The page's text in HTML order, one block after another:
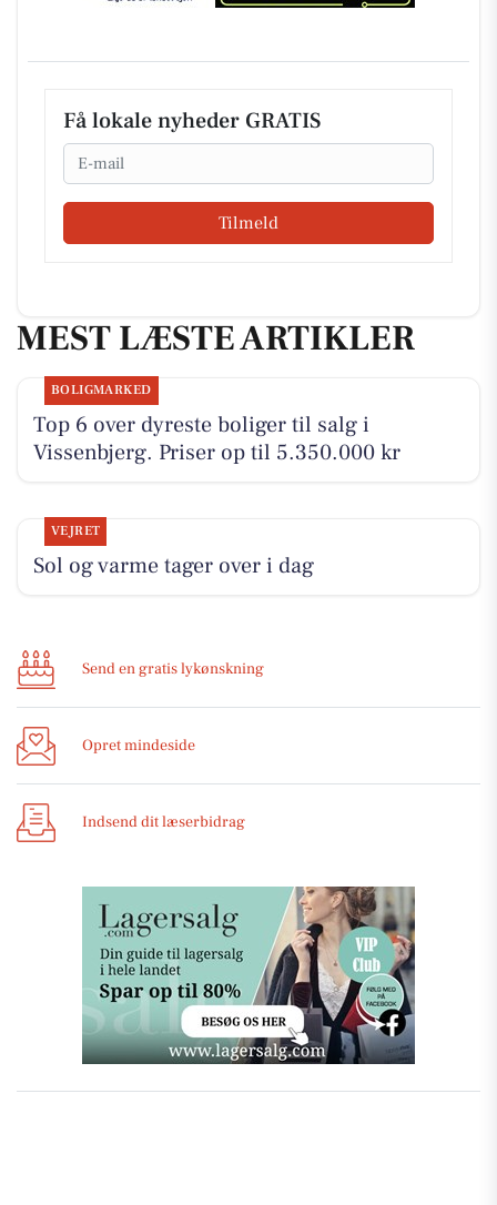
Få lokale nyheder GRATIS
Email
Tilmeld
MEST LÆSTE ARTIKLER
BOLIGMARKED
Top 6 over dyreste boliger til salg i
Vissenbjerg. Priser op til 5.350.000 kr
VEJRET
Sol og varme tager over i dag
Send en gratis lykønskning
Opret mindeside
Indsend dit læserbidrag